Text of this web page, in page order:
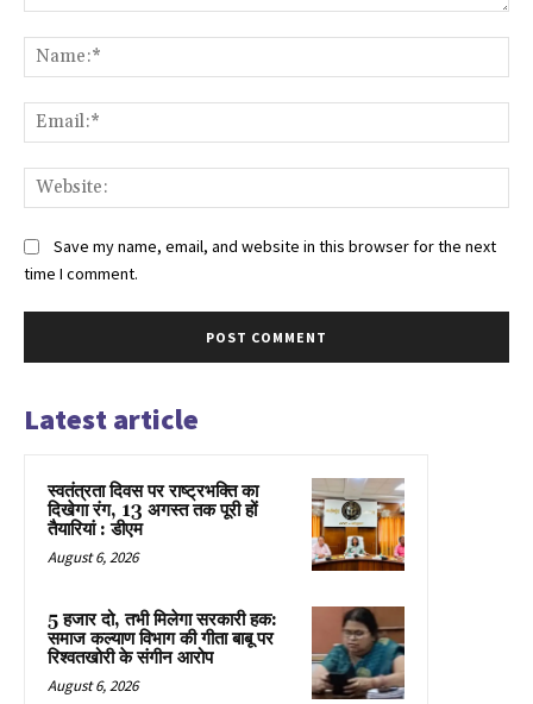
Save my name, email, and website in this browser for the next
time I comment.
Latest article
स्वतंत्रता दिवस पर राष्ट्रभक्ति का
दिखेगा रंग, 13 अगस्त तक पूरी हों
तैयारियां : डीएम
August 6, 2026
5 हजार दो, तभी मिलेगा सरकारी हक:
समाज कल्याण विभाग की गीता बाबू पर
रिश्वतखोरी के संगीन आरोप
August 6, 2026